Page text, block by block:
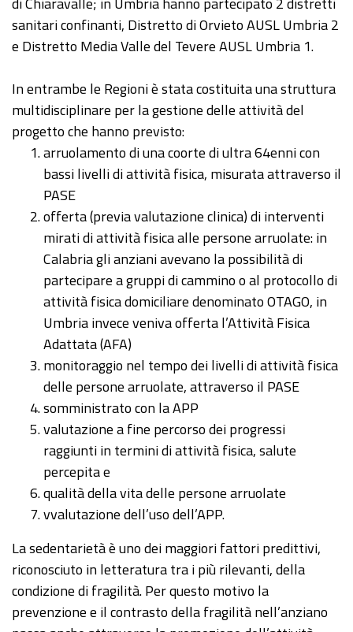
sanitari confinanti, Distretto di Orvieto AUSL Umbria 2
e Distretto Media Valle del Tevere AUSL Umbria 1.
In entrambe le Regioni è stata costituita una struttura
multidisciplinare per la gestione delle attività del
progetto che hanno previsto:
arruolamento di una coorte di ultra 64enni con
bassi livelli di attività fisica, misurata attraverso il
PASE
offerta (previa valutazione clinica) di interventi
mirati di attività fisica alle persone arruolate: in
Calabria gli anziani avevano la possibilità di
partecipare a gruppi di cammino o al protocollo di
attività fisica domiciliare denominato OTAGO, in
Umbria invece veniva offerta l’Attività Fisica
Adattata (AFA)
monitoraggio nel tempo dei livelli di attività fisica
delle persone arruolate, attraverso il PASE
somministrato con la APP
valutazione a fine percorso dei progressi
raggiunti in termini di attività fisica, salute
percepita e
qualità della vita delle persone arruolate
vvalutazione dell’uso dell’APP.
La sedentarietà è uno dei maggiori fattori predittivi,
riconosciuto in letteratura tra i più rilevanti, della
condizione di fragilità. Per questo motivo la
prevenzione e il contrasto della fragilità nell’anziano